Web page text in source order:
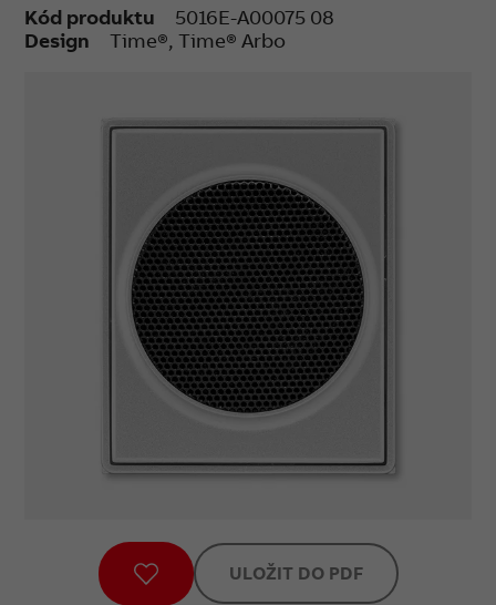
Kód produktu
5016E-A00075 08
Design
Time®, Time® Arbo
ULOŽIT DO PDF